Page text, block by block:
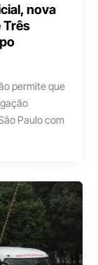
nova
Três
permite que
Paulo com